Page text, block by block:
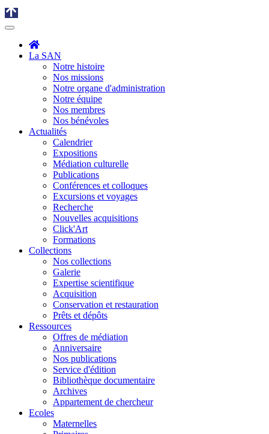
La SAN
Notre histoire
Nos missions
Notre organe d'administration
Notre équipe
Nos membres
Nos bénévoles
Actualités
Calendrier
Expositions
Médiation culturelle
Publications
Conférences et colloques
Excursions et voyages
Recherche
Nouvelles acquisitions
Click'Art
Formations
Collections
Nos collections
Galerie
Expertise scientifique
Acquisition
Conservation et restauration
Prêts et dépôts
Ressources
Offres de médiation
Anniversaire
Nos publications
Service d'édition
Bibliothèque documentaire
Archives
Appartement de chercheur
Ecoles
Maternelles